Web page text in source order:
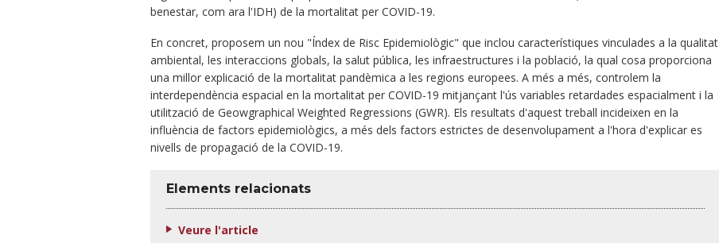
benestar, com ara l'IDH) de la mortalitat per COVID-19.
En concret, proposem un nou "Índex de Risc Epidemiològic" que inclou característiques vinculades a la qualitat
ambiental, les interaccions globals, la salut pública, les infraestructures i la població, la qual cosa proporciona
una millor explicació de la mortalitat pandèmica a les regions europees. A més a més, controlem la
interdependència espacial en la mortalitat per COVID-19 mitjançant l'ús variables retardades espacialment i la
utilització de Geowgraphical Weighted Regressions (GWR). Els resultats d'aquest treball incideixen en la
influència de factors epidemiològics, a més dels factors estrictes de desenvolupament a l'hora d'explicar es
nivells de propagació de la COVID-19.
Elements relacionats
Veure l'article